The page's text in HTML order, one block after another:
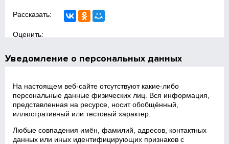
Рассказать:
Оценить:
Уведомление о персональных данных
На настоящем веб‑сайте отсутствуют какие‑либо
персональные данные физических лиц. Вся информация,
представленная на ресурсе, носит обобщённый,
иллюстративный или тестовый характер.
Любые совпадения имён, фамилий, адресов, контактных
данных или иных идентифицирующих признаков с